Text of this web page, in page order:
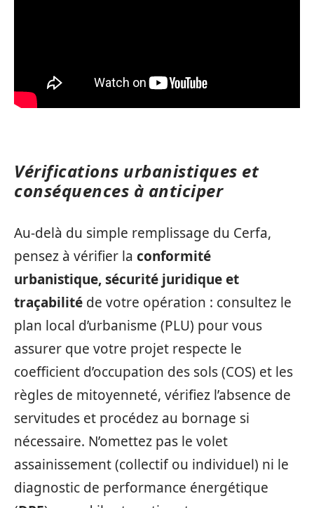
Vérifications urbanistiques et
conséquences à anticiper
Au-delà du simple remplissage du Cerfa,
pensez à vérifier la conformité
urbanistique, sécurité juridique et
traçabilité de votre opération : consultez le
plan local d’urbanisme (PLU) pour vous
assurer que votre projet respecte le
coefficient d’occupation des sols (COS) et les
règles de mitoyenneté, vérifiez l’absence de
servitudes et procédez au bornage si
nécessaire. N’omettez pas le volet
assainissement (collectif ou individuel) ni le
diagnostic de performance énergétique